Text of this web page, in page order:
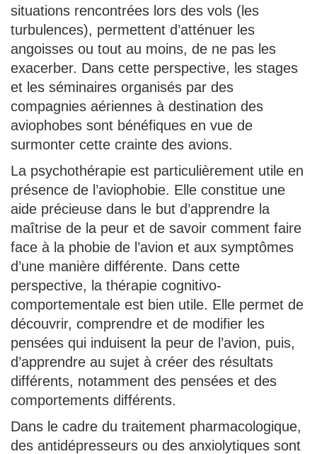
situations rencontrées lors des vols (les
turbulences), permettent d’atténuer les
angoisses ou tout au moins, de ne pas les
exacerber. Dans cette perspective, les stages
et les séminaires organisés par des
compagnies aériennes à destination des
aviophobes sont bénéfiques en vue de
surmonter cette crainte des avions.
La psychothérapie est particulièrement utile en
présence de l’aviophobie. Elle constitue une
aide précieuse dans le but d’apprendre la
maîtrise de la peur et de savoir comment faire
face à la phobie de l’avion et aux symptômes
d’une manière différente. Dans cette
perspective, la thérapie cognitivo-
comportementale est bien utile. Elle permet de
découvrir, comprendre et de modifier les
pensées qui induisent la peur de l’avion, puis,
d’apprendre au sujet à créer des résultats
différents, notamment des pensées et des
comportements différents.
Dans le cadre du traitement pharmacologique,
des antidépresseurs ou des anxiolytiques sont